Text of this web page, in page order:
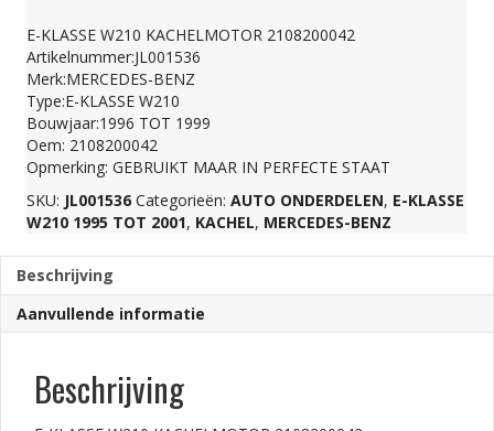
W210
KACHELMOTOR
2108200042
aantal
E-KLASSE W210 KACHELMOTOR 2108200042
Artikelnummer:JL001536
Merk:MERCEDES-BENZ
Type:E-KLASSE W210
Bouwjaar:1996 TOT 1999
Oem: 2108200042
Opmerking: GEBRUIKT MAAR IN PERFECTE STAAT
SKU: JL001536 Categorieën: AUTO ONDERDELEN, E-KLASSE
W210 1995 TOT 2001, KACHEL, MERCEDES-BENZ
Beschrijving
Aanvullende informatie
Beschrijving